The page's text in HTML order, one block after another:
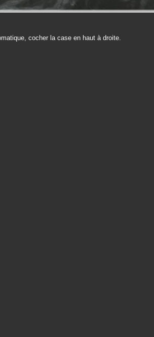
cocher la case en haut à droite.